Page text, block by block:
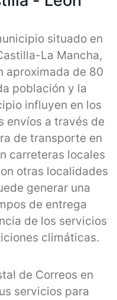
situado en
La Mancha,
aproximada de 80
población y la
influyen en los
envíos a través de
de transporte en
carreteras locales
otras localidades
generar una
de entrega
de los servicios
climáticas.
de Correos en
servicios para